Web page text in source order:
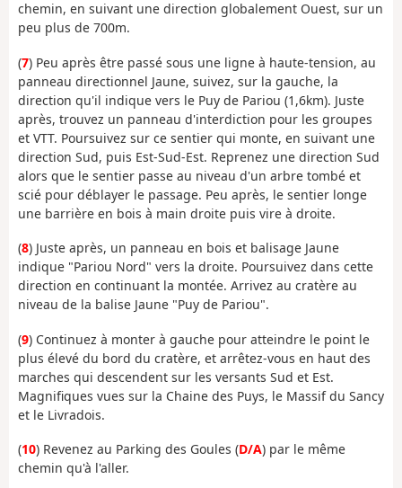
chemin, en suivant une direction globalement Ouest, sur un
peu plus de 700m.
(7) Peu après être passé sous une ligne à haute-tension, au
panneau directionnel Jaune, suivez, sur la gauche, la
direction qu'il indique vers le Puy de Pariou (1,6km). Juste
après, trouvez un panneau d'interdiction pour les groupes
et VTT. Poursuivez sur ce sentier qui monte, en suivant une
direction Sud, puis Est-Sud-Est. Reprenez une direction Sud
alors que le sentier passe au niveau d'un arbre tombé et
scié pour déblayer le passage. Peu après, le sentier longe
une barrière en bois à main droite puis vire à droite.
(8) Juste après, un panneau en bois et balisage Jaune
indique "Pariou Nord" vers la droite. Poursuivez dans cette
direction en continuant la montée. Arrivez au cratère au
niveau de la balise Jaune "Puy de Pariou".
(9) Continuez à monter à gauche pour atteindre le point le
plus élevé du bord du cratère, et arrêtez-vous en haut des
marches qui descendent sur les versants Sud et Est.
Magnifiques vues sur la Chaine des Puys, le Massif du Sancy
et le Livradois.
(10) Revenez au Parking des Goules (D/A) par le même
chemin qu'à l'aller.